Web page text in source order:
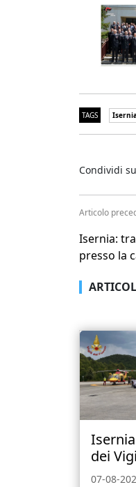
TAGS
Condividi
Articolo
Isernia:
presso la
dei
07-08-